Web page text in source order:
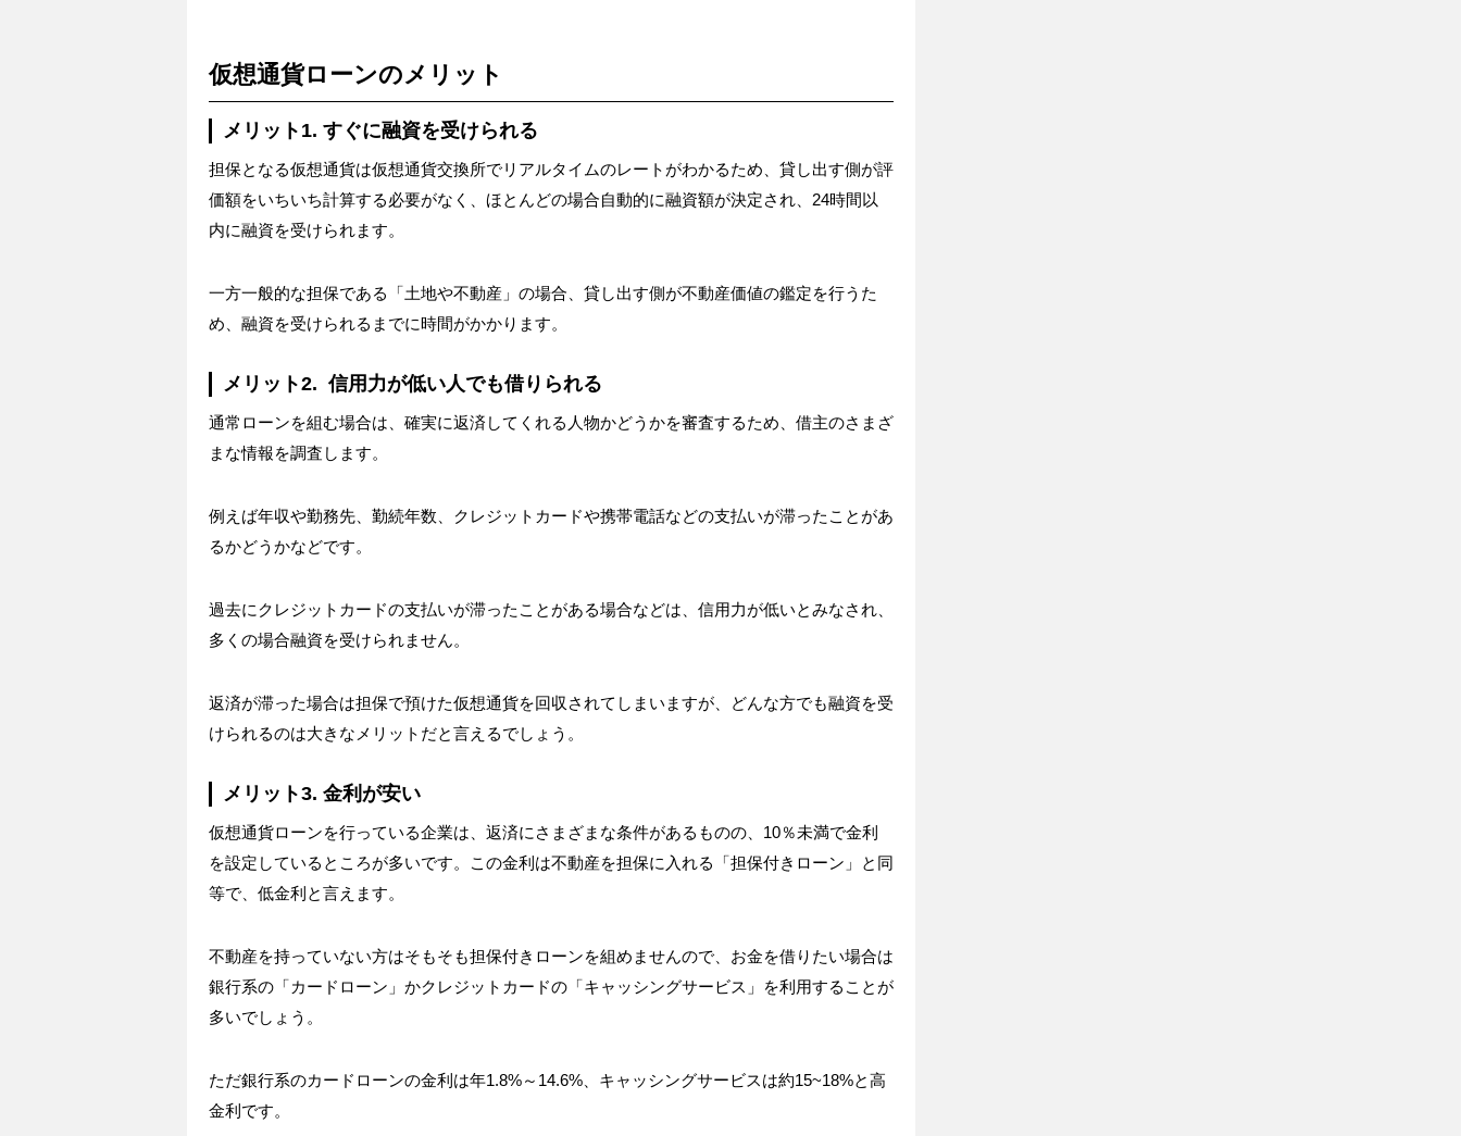
仮想通貨ローンのメリット
メリット1. すぐに融資を受けられる
担保となる仮想通貨は仮想通貨交換所でリアルタイムのレートがわかるため、貸し出す側が評
価額をいちいち計算する必要がなく、ほとんどの場合自動的に融資額が決定され、24時間以
内に融資を受けられます。
一方一般的な担保である「土地や不動産」の場合、貸し出す側が不動産価値の鑑定を行うた
め、融資を受けられるまでに時間がかかります。
メリット2. 信用力が低い人でも借りられる
通常ローンを組む場合は、確実に返済してくれる人物かどうかを審査するため、借主のさまざ
まな情報を調査します。
例えば年収や勤務先、勤続年数、クレジットカードや携帯電話などの支払いが滞ったことがあ
るかどうかなどです。
過去にクレジットカードの支払いが滞ったことがある場合などは、信用力が低いとみなされ、
多くの場合融資を受けられません。
返済が滞った場合は担保で預けた仮想通貨を回収されてしまいますが、どんな方でも融資を受
けられるのは大きなメリットだと言えるでしょう。
メリット3. 金利が安い
仮想通貨ローンを行っている企業は、返済にさまざまな条件があるものの、10％未満で金利
を設定しているところが多いです。この金利は不動産を担保に入れる「担保付きローン」と同
等で、低金利と言えます。
不動産を持っていない方はそもそも担保付きローンを組めませんので、お金を借りたい場合は
銀行系の「カードローン」かクレジットカードの「キャッシングサービス」を利用することが
多いでしょう。
ただ銀行系のカードローンの金利は年1.8%～14.6%、キャッシングサービスは約15~18%と高
金利です。